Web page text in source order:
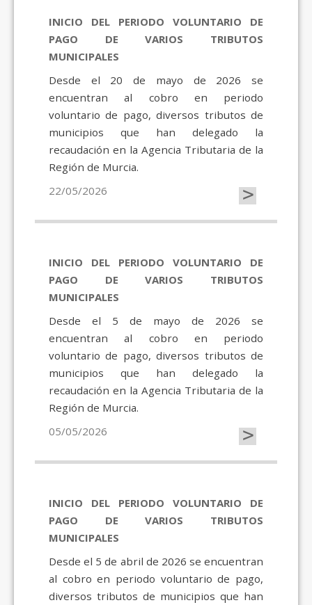
INICIO DEL PERIODO VOLUNTARIO DE
PAGO DE VARIOS TRIBUTOS
MUNICIPALES
Desde el 20 de mayo de 2026 se
encuentran al cobro en periodo
voluntario de pago, diversos tributos de
municipios que han delegado la
recaudación en la Agencia Tributaria de la
Región de Murcia.
22/05/2026
>
INICIO DEL PERIODO VOLUNTARIO DE
PAGO DE VARIOS TRIBUTOS
MUNICIPALES
Desde el 5 de mayo de 2026 se
encuentran al cobro en periodo
voluntario de pago, diversos tributos de
municipios que han delegado la
recaudación en la Agencia Tributaria de la
Región de Murcia.
05/05/2026
>
INICIO DEL PERIODO VOLUNTARIO DE
PAGO DE VARIOS TRIBUTOS
MUNICIPALES
Desde el 5 de abril de 2026 se encuentran
al cobro en periodo voluntario de pago,
diversos tributos de municipios que han